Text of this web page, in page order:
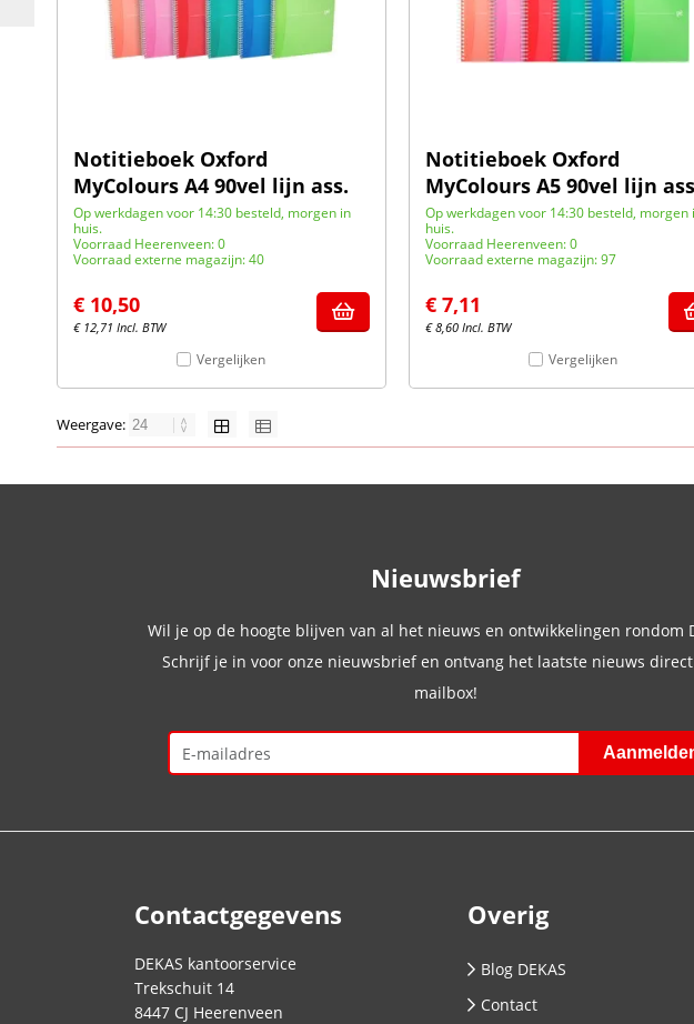
Notitieboek Oxford
MyColours A4 90vel lijn ass.
Op werkdagen voor 14:30 besteld, morgen in
huis.
Voorraad Heerenveen: 0
Voorraad externe magazijn: 40
€ 10,50
€ 12,71 Incl. BTW
Vergelijken
Notitieboek Oxford
MyColours A5 90vel lijn
Op werkdagen voor 14:30 besteld, morgen
huis.
Voorraad Heerenveen: 0
Voorraad externe magazijn: 97
€ 7,11
€8,60 Incl. BTW
Vergelijken
Weergave:
Nieuwsbrief
Wil je op de hoogte blijven van al het nieuws en ontwikkelingen rondom
Schrijf je in voor onze nieuwsbrief en ontvang het laatste nieuws
mailbox!
Contactgegevens
DEKAS kantoorservice
Trekschuit 14
8447 CJ Heerenveen
Overig
Blog DEKAS
Contact